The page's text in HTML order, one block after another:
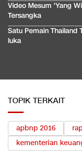
Video Mesum 'Yang
Tersangka
Satu Pemain Thailand
luka
TOPIK TERKAIT
apbnp 2016
kementerian